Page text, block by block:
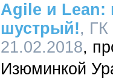
Agile и Lean:
шустрый!, ГК
21.02.2018
Изюминкой